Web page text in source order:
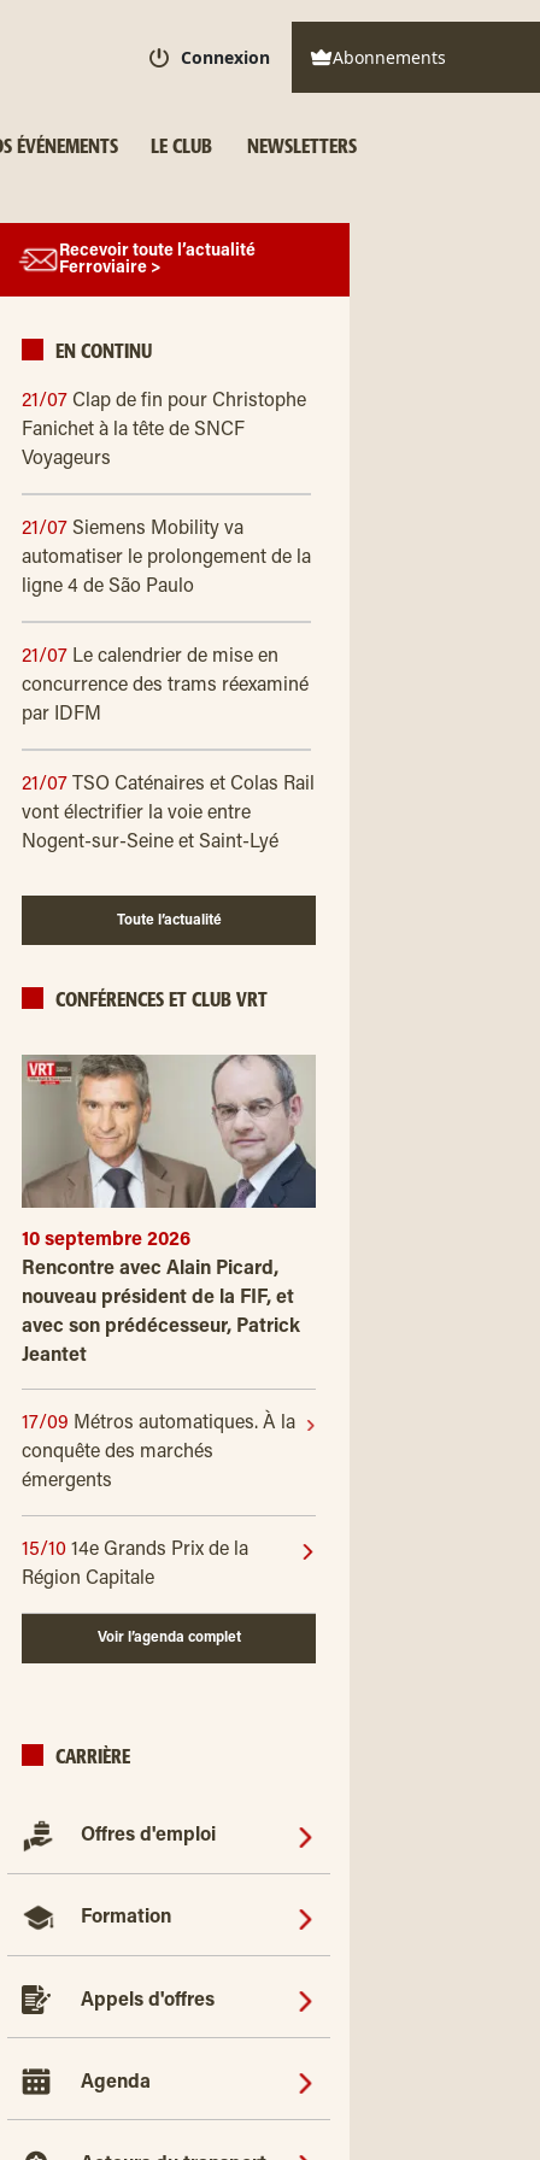
Connexion Abonnements
ÉVÉNEMENTS LE CLUB NEWSLETTERS
Recevoir toute l’actualité
Ferroviaire >
EN CONTINU
21/07 Clap de fin pour Christophe
Fanichet à la tête de SNCF
Voyageurs
21/07 Siemens Mobility va
automatiser le prolongement de la
ligne 4 de São Paulo
21/07 Le calendrier de mise en
concurrence des trams réexaminé
par IDFM
21/07
TSO Caténaires et Colas Rail
vont électrifier la voie entre
Nogent-sur-Seine et Saint-Lyé
Toute l’actualité
CONFÉRENCES ET CLUB VRT
10 septembre 2026
Rencontre avec Alain Picard,
nouveau président de la FIF, et
avec son prédécesseur, Patrick
Jeantet
17/09 Métros automatiques. À la
conquête des marchés
émergents
15/10 14e Grands Prix de la
Région Capitale
Voir l’agenda complet
CARRIÈRE
Offres d'emploi
Formation
Appels d'offres
Agenda